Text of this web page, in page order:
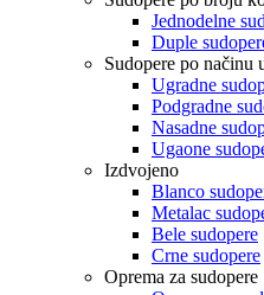
Jednodelne
Duple
Sudopere po načinu
Ugradne
Podgradne
Nasadne
Ugaone
Izdvojeno
Blanco
Metalac
Bele sudopere
Crne sudopere
Oprema za sudopere